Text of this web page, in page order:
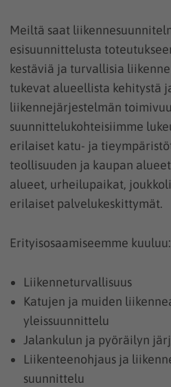
Meiltä saat
esisuunnittelusta
kestäviä ja turvallisia
tukevat alueellista kehitystä
liikennejärjestelmän
suunnittelukohteisiimme
erilaiset katu- ja
teollisuuden ja kaupan
alueet, urheilupaikat,
erilaiset palvelukeskittymät.
Erityisosaamiseemme kuuluu:
Liikenneturvallisuus
Katujen ja muiden
yleissuunnittelu
Jalankulun ja pyöräilyn
Liikenteenohjaus ja
suunnittelu